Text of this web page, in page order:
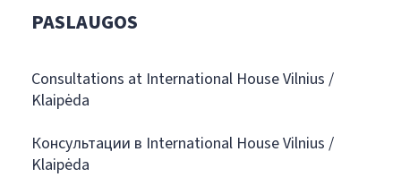
PASLAUGOS
Consultations at International House Vilnius /
Klaipėda
Консультации в International House Vilnius /
Klaipėda